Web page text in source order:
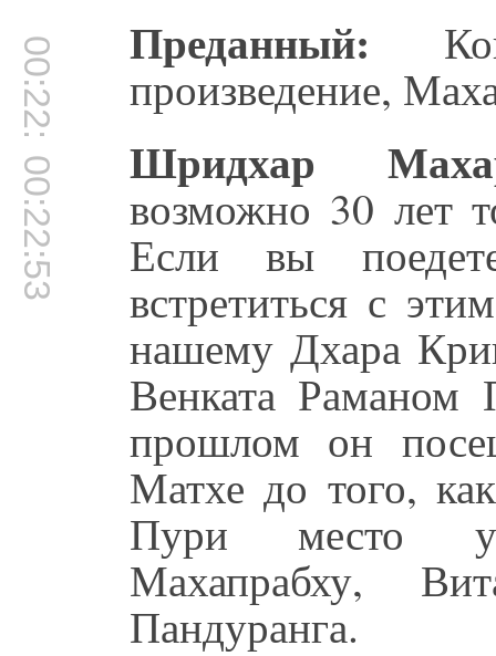
00:22:51 Преданный:
произведение,
00:22:53 Шридхар
возможно 30 лет
Если вы
встретиться с
нашему Дхара
Венката Раманом
прошлом он
Матхе до того,
Пури место
Махапрабху,
Пандуранга.